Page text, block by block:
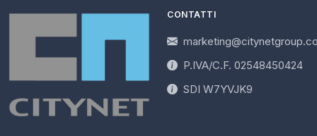
CONTATTI
P.IVA/C.F. 02548450424
SDI W7YVJK9